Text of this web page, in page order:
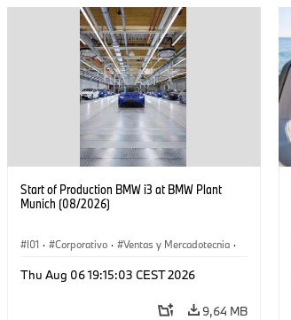
Start of Production BMW i3 at BMW Plant
Munich (08/2026)
I01 · Corporativo · Ventas y Mercadotecnia ·
Thu Aug 06 19:15:03 CEST 2026
9,64 MB